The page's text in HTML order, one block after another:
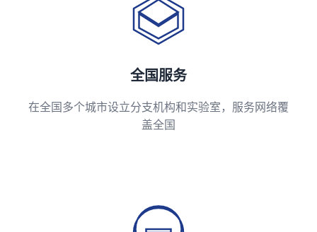
全国服务
在全国多个城市设立分支机构和实验室，服务网络覆
盖全国